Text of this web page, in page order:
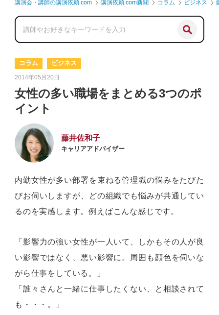
講演会・講師の講演依頼.com 講演依頼.com新聞 コラム ビジネス
コラム ビジネス
2014年05月20日
女性の多い職場をまとめる3つのポ
イント
藤井佐和子
キャリアアドバイザー
内勤女性が多い部署を束ねる管理職の悩みをたびた
びお伺いしますが、どの組織でも悩みが共通してい
るのを実感します。例えばこんな感じです。
「影響力の強い女性が一人いて、しかもその人が良
い影響ではなく、悪い影響に。周囲も顔色を伺いな
がら仕事をしている。」
「誰々さんと一緒に仕事したくない、と相談されて
も・・・。」